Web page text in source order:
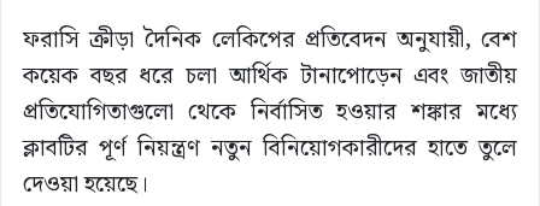
ফরাসি ক্রীড়া দৈনিক লেকিপের প্রতিবেদন অনুযায়ী, বেশ
কয়েক বছর ধরে চলা আর্থিক টানাপোড়েন এবং জাতীয়
প্রতিযোগিতাগুলো থেকে নির্বাসিত হওয়ার শঙ্কার মধ্যে
ক্লাবটির পূর্ণ নিয়ন্ত্রণ নতুন বিনিয়োগকারীদের হাতে তুলে
দেওয়া হয়েছে।